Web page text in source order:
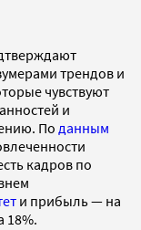
трендов и
чувствуют
и
По данным
кадров по
и прибыль — на
18%.